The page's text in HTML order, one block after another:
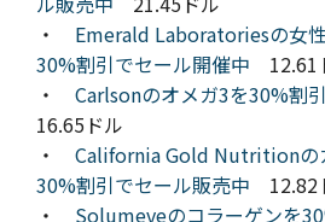
・ Emerald Laboratoriesの女
30%割引でセール開催中 12.61
・ Carlsonのオメガ3を30%割
16.65ドル
・ California Gold Nutritionの
30%割引でセール販売中 12.82
・ Solumeveのコラーゲンを